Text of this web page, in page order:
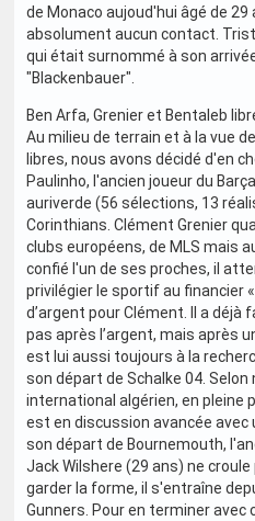
de Monaco aujoud'hui âgé de 29
absolument aucun contact.
qui était surnommé à son
"Blackenbauer".
Ben Arfa, Grenier et Bentaleb
Au milieu de terrain et à la vue
libres, nous avons décidé d'en
Paulinho, l'ancien joueur du
auriverde (56 sélections, 13
Corinthians. Clément Grenier
clubs européens, de MLS mais
confié l'un de ses proches, il
privilégier le sportif au financier
d’argent pour Clément. Il a déjà
pas après l’argent, mais après
est lui aussi toujours à la
son départ de Schalke 04.
international algérien, en pleine
est en discussion avancée avec
son départ de Bournemouth,
Jack Wilshere (29 ans) ne
garder la forme, il s'entraîne
Gunners. Pour en terminer